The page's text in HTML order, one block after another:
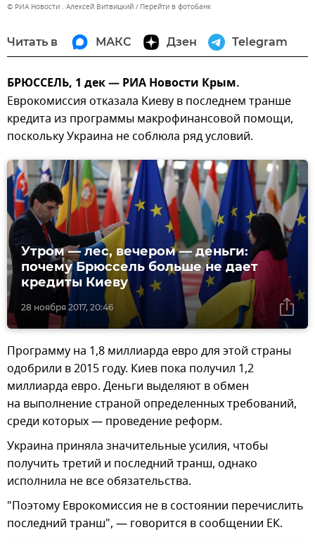
© РИА Новости . Алексей Витвицкий Перейти в фотобанк
Читать в МАКС Дзен Telegram
БРЮССЕЛЬ, 1 дек — РИА Новости Крым.
Еврокомиссия отказала Киеву в последнем транше
кредита из программы макрофинансовой помощи,
поскольку Украина не соблюла ряд условий.
28 ноября 2017, 20:46
Утром — лес, вечером — деньги:
почему Брюссель больше не дает
кредиты Киеву
Программу на 1,8 миллиарда евро для этой страны
одобрили в 2015 году. Киев пока получил 1,2
миллиарда евро. Деньги выделяют в обмен
на выполнение страной определенных требований,
среди которых — проведение реформ.
Украина приняла значительные усилия, чтобы
получить третий и последний транш, однако
исполнила не все обязательства.
"Поэтому Еврокомиссия не в состоянии перечислить
последний транш", — говорится в сообщении ЕК.